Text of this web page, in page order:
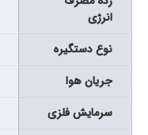
انرژی
نوع دستگیره
جریان هوا
سرمایش فلزی